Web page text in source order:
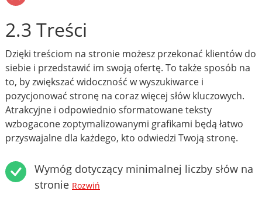
2.3 Treści
Dzięki treściom na stronie możesz przekonać klientów do
siebie i przedstawić im swoją ofertę. To także sposób na
to, by zwiększać widoczność w wyszukiwarce i
pozycjonować stronę na coraz więcej słów kluczowych.
Atrakcyjne i odpowiednio sformatowane teksty
wzbogacone zoptymalizowanymi grafikami będą łatwo
przyswajalne dla każdego, kto odwiedzi Twoją stronę.
Wymóg dotyczący minimalnej liczby słów na
stronie Rozwiń